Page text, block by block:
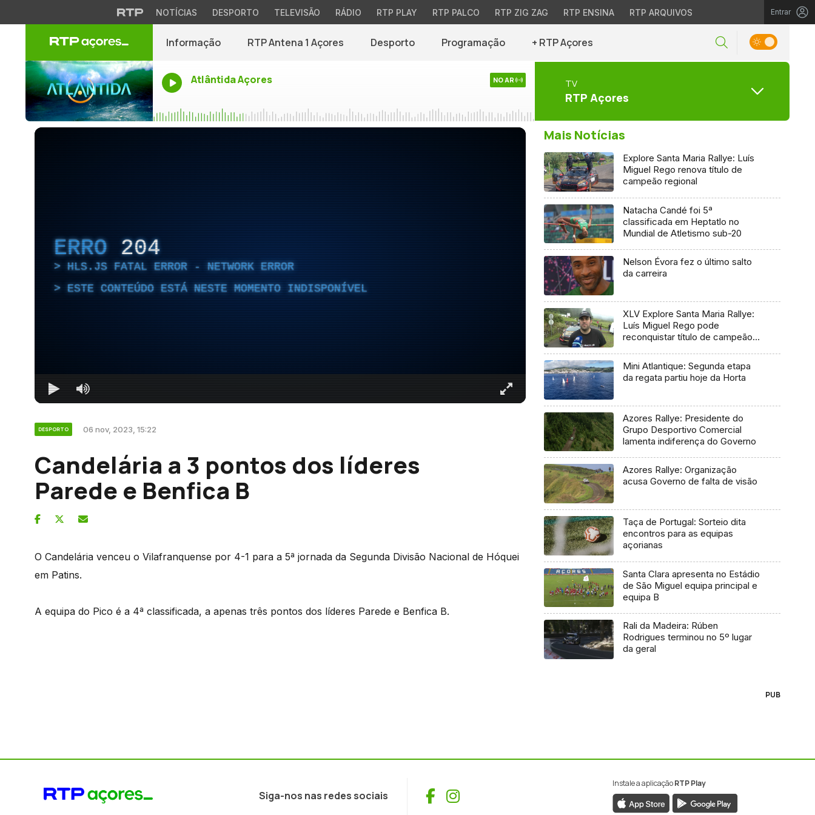
NOTÍCIAS DESPORTO TELEVISÃO RÁDIO RTP PLAY RTP PALCO RTP ZIG ZAG RTP ENSINA RTP ARQUIVOS Entrar
Informação RTP Antena 1 Açores Desporto Programação + RTP Açores
Atlântida Açores NO AR TV
RTP Açores
ERRO 204
HLS.JS FATAL ERROR - NETWORK ERROR
ESTE CONTEÚDO ESTÁ NESTE MOMENTO INDISPONÍVEL
DESPORTO 06 nov, 2023, 15:22
Candelária a 3 pontos dos líderes
Parede e Benfica B
O Candelária venceu o Vilafranquense por 4-1 para a 5ª jornada da Segunda Divisão Nacional de Hóquei
em Patins.
A equipa do Pico é a 4ª classificada, a apenas três pontos dos líderes Parede e Benfica B.
Mais Notícias
Explore Santa Maria Rallye: Luís
Miguel Rego renova título de
campeão regional
Natacha Candé foi 5ª
classificada em Heptatlo no
Mundial de Atletismo sub-20
Nelson Évora fez o último salto
da carreira
XLV Explore Santa Maria Rallye:
Luís Miguel Rego pode
reconquistar título de campeão
Mini Atlantique: Segunda etapa
da regata partiu hoje da Horta
Azores Rallye: Presidente do
Grupo Desportivo Comercial
lamenta indiferença do Governo
Azores Rallye: Organização
acusa Governo de falta de visão
Taça de Portugal: Sorteio dita
encontros para as equipas
açorianas
Santa Clara apresenta no Estádio
de São Miguel equipa principal e
equipa B
Rali da Madeira: Rúben
Rodrigues terminou no 5º lugar
da geral
PUB
Siga-nos nas redes sociais Facebook
Instagram
Instale a aplicaçãoRTP Play